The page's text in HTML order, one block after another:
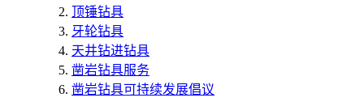
顶锤钻具
牙轮钻具
天井钻进钻具
凿岩钻具服务
凿岩钻具可持续发展倡议